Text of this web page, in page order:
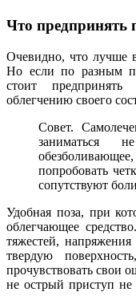
Что предпринять
Очевидно, что лучше
Но если по разным
стоит
облегчению своего
Совет.
заниматься
попробовать
сопутствуют
Удобная поза, при
облегчающее
тяжестей,
твердую
прочувствовать свои
не острый приступ не